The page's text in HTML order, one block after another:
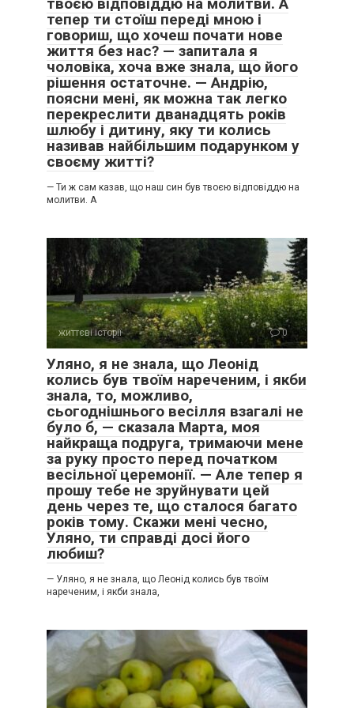
життя.
З мамою стало важче. Вона часто не впізнає мене навіть
вдень. Іноді вона кличе батька, який пішов з життя багато
років тому. Вона готує для нього обід, ставить тарілку на
стіл і чекає. Я не можу її переконати, що його немає. Я
просто сідаю поруч і ми мовчимо.
Сьогодні я знову зловила себе на тому, що плачу над
тарілкою борщу. Просто тому, що втомлена. Втомлена від
того, що кожен день однаковий.
болем.
Друзі давно перестали кликати мене на зустрічі, бо я
завжди відмовлялася. Я сама відштовхнула їх, бо мені
було соромно за свій стан, за свою ситуацію.
тепер ти стоїш переді мною і
говориш, що хочеш почати нове
життя без нас? — запитала я
чоловіка, хоча вже знала, що його
рішення остаточне. — Андрію,
поясни мені, як можна так легко
перекреслити дванадцять років
шлюбу і дитину, яку ти колись
називав найбільшим подарунком у
своєму житті?
— Ти ж сам казав, що наш син був твоєю відповіддю на
молитви. А
життєві історії 0
Уляно, я не знала, що Леонід
колись був твоїм нареченим, і якби
знала, то, можливо,
сьогоднішнього весілля взагалі не
було б, — сказала Марта, моя
найкраща подруга, тримаючи мене
за руку просто перед початком
весільної церемонії. — Але тепер я
прошу тебе не зруйнувати цей
день через те, що сталося багато
років тому. Скажи мені чесно,
Уляно, ти справді досі його
любиш?
— Уляно, я не знала, що Леонід колись був твоїм
нареченим, і якби знала,